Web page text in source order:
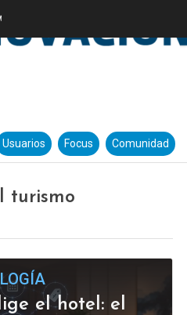
Usuarios Focus Comunidad
turismo
el hotel: el